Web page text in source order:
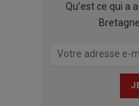
Qu’est ce qui a